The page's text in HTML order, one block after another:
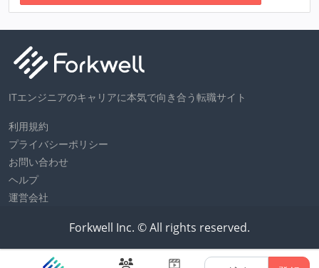
ITエンジニアのキャリアに本気で向き合う転職サイト
利用規約
プライバシーポリシー
お問い合わせ
ヘルプ
運営会社
Forkwell Inc. © All rights reserved.